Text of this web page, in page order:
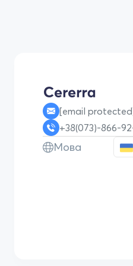
[email
+38(073)-866-
Мова